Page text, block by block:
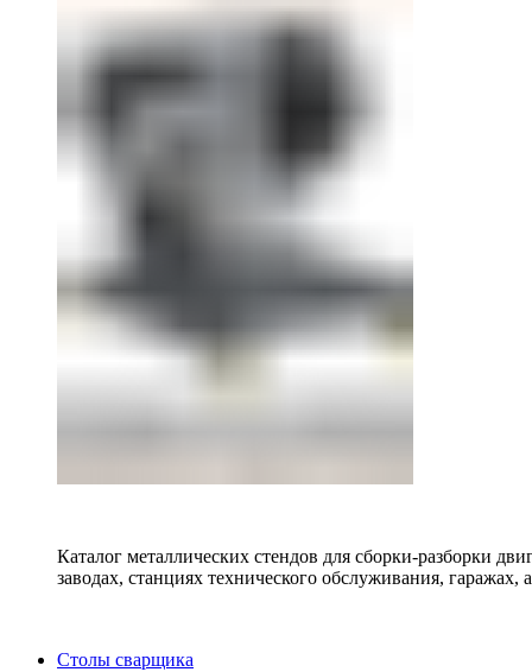
Каталог металлических стендов для сборки-разборки
заводах, станциях технического обслуживания, гаражах,
Столы сварщика